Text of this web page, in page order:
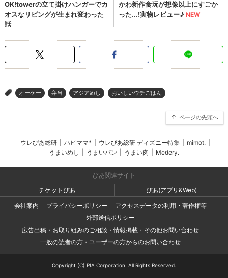
> オーケー 弁当 アジアめし おいしいウチごはん
ページの先頭へ
ウレぴあ総研 ハピママ* ウレぴあ総研 ディズニー特集 mimot.
うまいめし
うまいパン うまい肉 Medery.
ぴあ関連サイト
チケットぴあ
ぴあ(アプリ&Web)
会社案内
プライバシーポリシー
アクセスデータの利用・著作権等
外部送信ポリシー
広告出稿・お取り組みのご相談・情報掲載・その他お問い合わせ
一般の読者の方・ユーザーの方からのお問い合わせ
Copyright (C) PIA Corporation. All Rights Reserved.